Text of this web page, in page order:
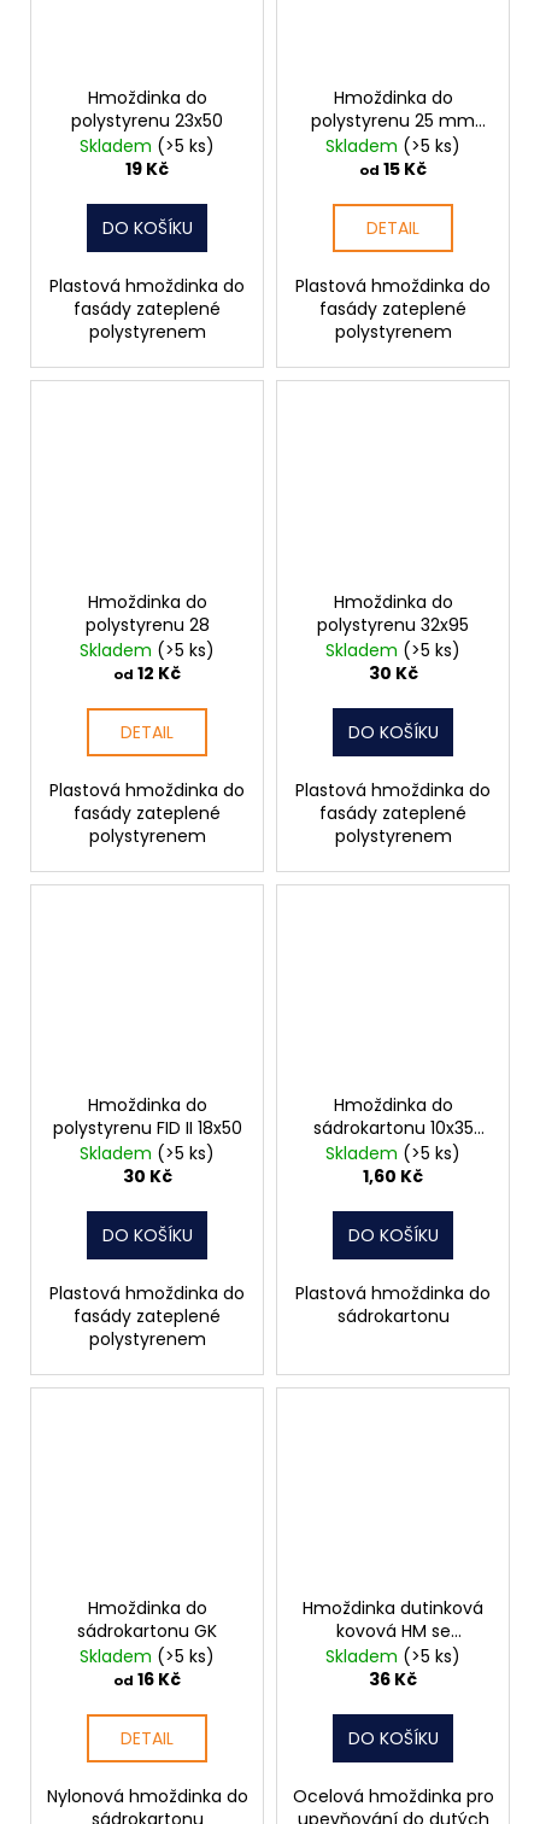
Hmoždinka do
polystyrenu 23x50
Skladem (>5 ks)
19 Kč
DO KOŠÍKU
Plastová hmoždinka do
fasády zateplené
polystyrenem
Hmoždinka do
polystyrenu 25 mm
HDP-SM
Skladem (>5 ks)
od 15 Kč
DETAIL
Plastová hmoždinka do
fasády zateplené
polystyrenem
Hmoždinka do
polystyrenu 28
Skladem (>5 ks)
od 12 Kč
DETAIL
Plastová hmoždinka do
fasády zateplené
polystyrenem
Hmoždinka do
polystyrenu 32x95
Skladem (>5 ks)
30 Kč
DO KOŠÍKU
Plastová hmoždinka do
fasády zateplené
polystyrenem
Hmoždinka do
polystyrenu FID II 18x50
Skladem (>5 ks)
30 Kč
DO KOŠÍKU
Plastová hmoždinka do
fasády zateplené
polystyrenem
Hmoždinka do
sádrokartonu 10x35
TURBO
Skladem (>5 ks)
1,60 Kč
DO KOŠÍKU
Plastová hmoždinka do
sádrokartonu
Hmoždinka do
sádrokartonu GK
Skladem (>5 ks)
od 16 Kč
DETAIL
Nylonová hmoždinka do
Hmoždinka dutinková
kovová HM se
šroubem 8x54
Skladem (>5 ks)
36 Kč
DO KOŠÍKU
Ocelová hmoždinka pro